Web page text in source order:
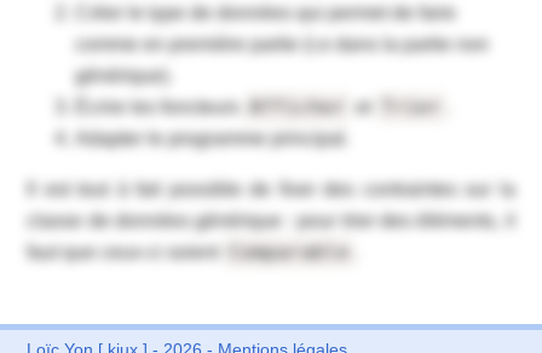
Créer le type de données qui permet de faire
comme en première partie (i.e dans la partie non
générique).
Écrire les foncteurs
Afficher et Trier
Adapter le programme principal.
Il est tout à fait possible de fixer des contraintes sur la
classe de données générique : pour trier des éléments, il
faut que ceux-ci soient
Comparable